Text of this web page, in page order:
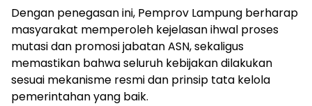
Dengan penegasan ini, Pemprov Lampung berharap
masyarakat memperoleh kejelasan ihwal proses
mutasi dan promosi jabatan ASN, sekaligus
memastikan bahwa seluruh kebijakan dilakukan
sesuai mekanisme resmi dan prinsip tata kelola
pemerintahan yang baik.